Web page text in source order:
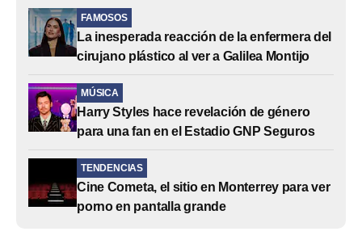
FAMOSOS
La inesperada reacción de la enfermera del
cirujano plástico al ver a Galilea Montijo
MÚSICA
Harry Styles hace revelación de género
para una fan en el Estadio GNP Seguros
TENDENCIAS
Cine Cometa, el sitio en Monterrey para ver
porno en pantalla grande